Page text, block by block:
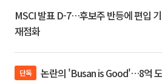
MSCI 발표 D-7…후보주 반등에 편입
재점화
단독